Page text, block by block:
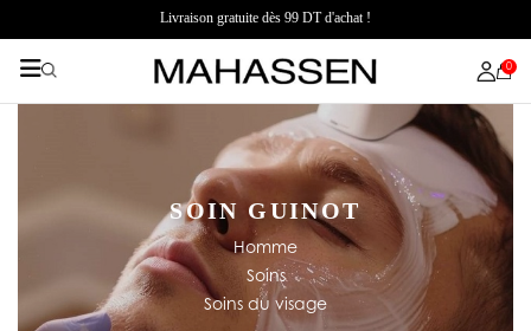
Livraison gratuite dès 99 DT d'achat !
0
SOIN GUINOT
Homme
Soins
Soins du visage